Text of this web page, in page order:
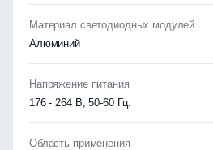
Материал светодиодных модулей
Алюминий
Напряжение питания
176 - 264 В, 50-60 Гц.
Область применения